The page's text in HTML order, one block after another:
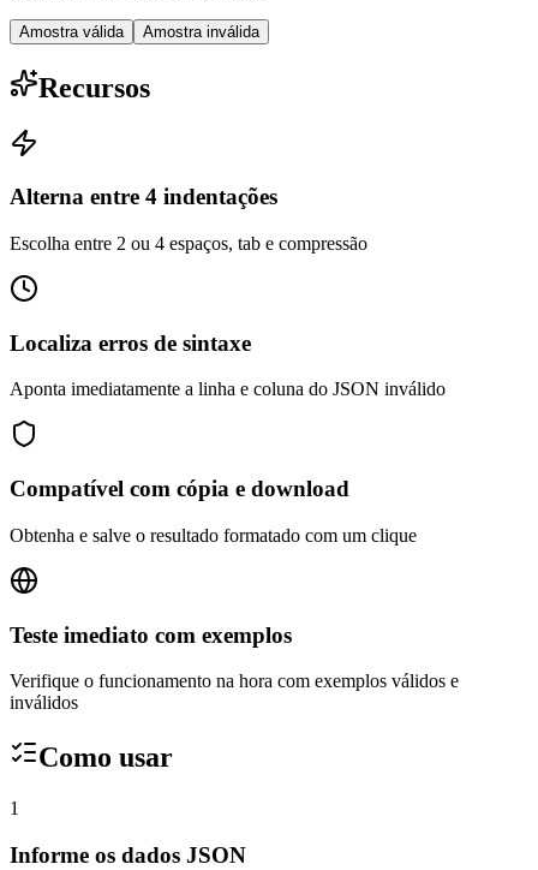
Amostra válida Amostra inválida
Recursos
Alterna entre 4 indentações
Escolha entre 2 ou 4 espaços, tab e compressão
Localiza erros de sintaxe
Aponta imediatamente a linha e coluna do JSON inválido
Compatível com cópia e download
Obtenha e salve o resultado formatado com um clique
Teste imediato com exemplos
Verifique o funcionamento na hora com exemplos válidos e
inválidos
Como usar
1
Informe os dados JSON